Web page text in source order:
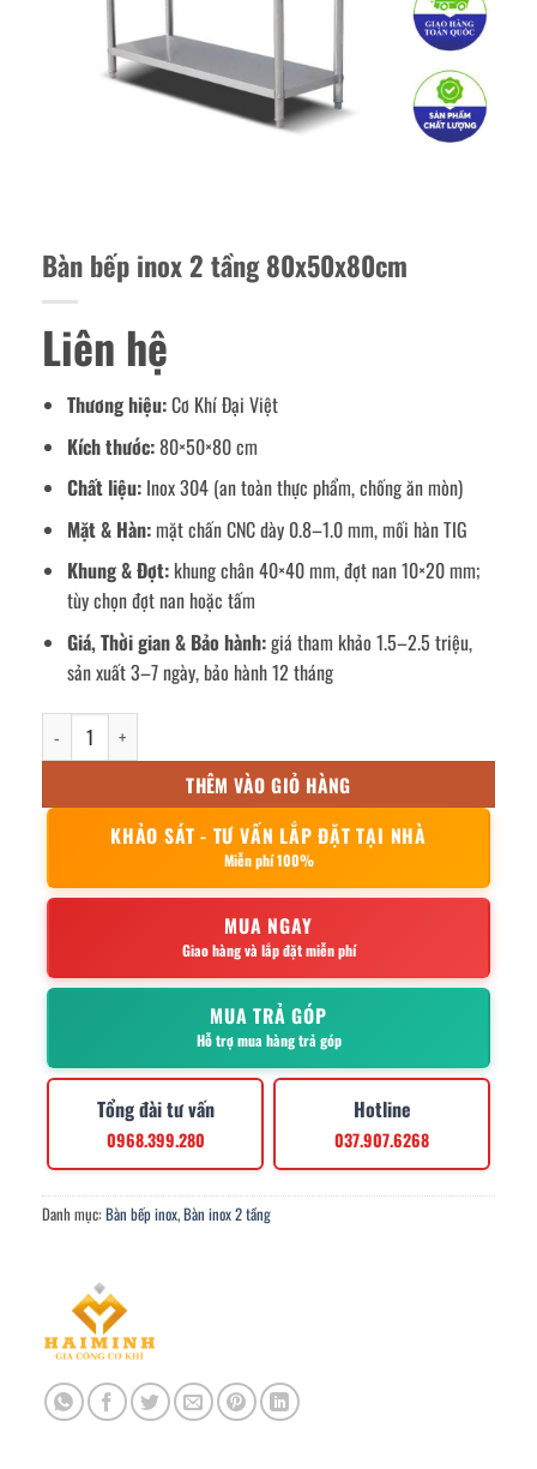
Bàn bếp inox 2 tầng 80x50x80cm
Liên hệ
Thương hiệu:Cơ Khí Đại Việt
Kích thước:80×50×80 cm
Chất liệu:Inox 304 (an toàn thực phẩm, chống ăn mòn)
Mặt & Hàn:mặt chấn CNC dày 0.8–1.0 mm, mối hàn TIG
Khung & Đợt:khung chân 40×40 mm, đợt nan 10×20 mm;
tùy chọn đợt nan hoặc tấm
Giá, Thời gian & Bảo hành:giá tham khảo 1.5–2.5 triệu,
sản xuất 3–7 ngày, bảo hành 12 tháng
Bàn bếp inox 2 tầng 80x50x80cm số lượng
THÊM VÀO GIỎ HÀNG
KHẢO SÁT - TƯ VẤN LẮP ĐẶT TẠI NHÀ
Miễn phí 100%
MUA NGAY
Giao hàng và lắp đặt miễn phí
MUA TRẢ GÓP
Hỗ trợ mua hàng trả góp
Tổng đài tư vấn
0968.399.280
Hotline
037.907.6268
Danh mục: Bàn bếp inox,Bàn inox 2 tầng